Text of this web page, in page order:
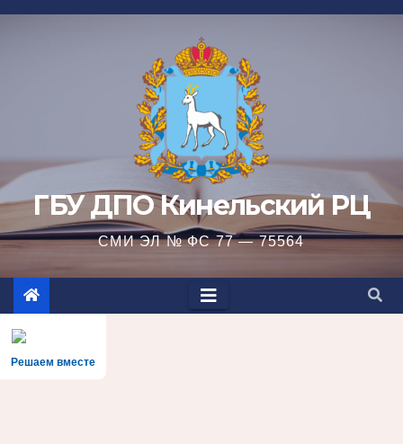
Перейти
ГБУ ДПО Кинельский РЦ
СМИ ЭЛ № ФС 77 — 75564
Решаем вместе